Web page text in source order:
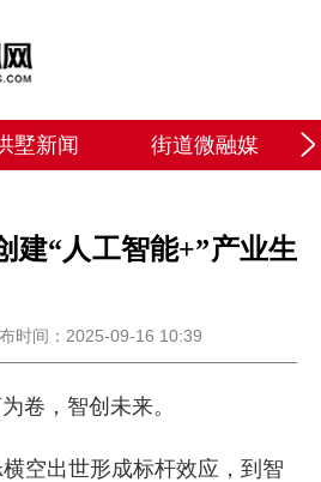
墅新闻 街道微融媒
建“人工智能+”产业生
时间：2025-09-16 10:39
卷，智创未来。
横空出世形成标杆效应，到智